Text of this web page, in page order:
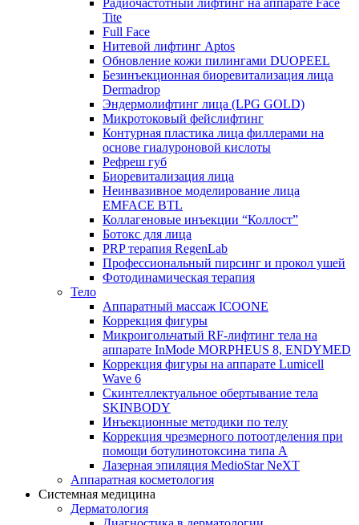
Радиочастотный лифтинг на аппарате Face
Tite
Full Face
Нитевой лифтинг Aptos
Обновление кожи пилингами DUOPEEL
Безинъекционная биоревитализация лица
Dermadrop
Эндермолифтинг лица (LPG GOLD)
Микротоковый фейслифтинг
Контурная пластика лица филлерами на
основе гиалуроновой кислоты
Рефреш губ
Биоревитализация лица
Неинвазивное моделирование лица
EMFACE BTL
Коллагеновые инъекции “Коллост”
Ботокс для лица
PRP терапия RegenLab
Профессиональный пирсинг и прокол ушей
Фотодинамическая терапия
Тело
Аппаратный массаж ICOONE
Коррекция фигуры
Микроигольчатый RF-лифтинг тела на
аппарате InMode MORPHEUS 8, ENDYMED
Коррекция фигуры на аппарате Lumicell
Wave 6
Скинтеллектуальное обертывание тела
SKINBODY
Инъекционные методики по телу
Коррекция чрезмерного потоотделения при
помощи ботулинотоксина типа А
Лазерная эпиляция MedioStar NeXT
Аппаратная косметология
Системная медицина
Дерматология